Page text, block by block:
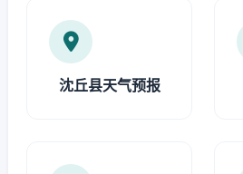
沈丘县天气预报